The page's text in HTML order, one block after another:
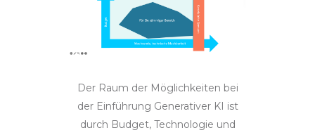
Der Raum der Möglichkeiten bei
der Einführung Generativer KI ist
durch Budget, Technologie und